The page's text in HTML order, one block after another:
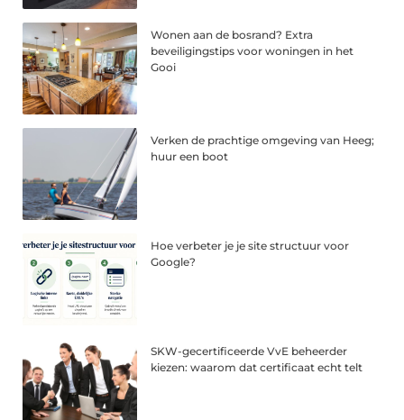
Wonen aan de bosrand? Extra
beveiligingstips voor woningen in het
Gooi
Verken de prachtige omgeving van Heeg;
huur een boot
Hoe verbeter je je site structuur voor
Google?
SKW-gecertificeerde VvE beheerder
kiezen: waarom dat certificaat echt telt